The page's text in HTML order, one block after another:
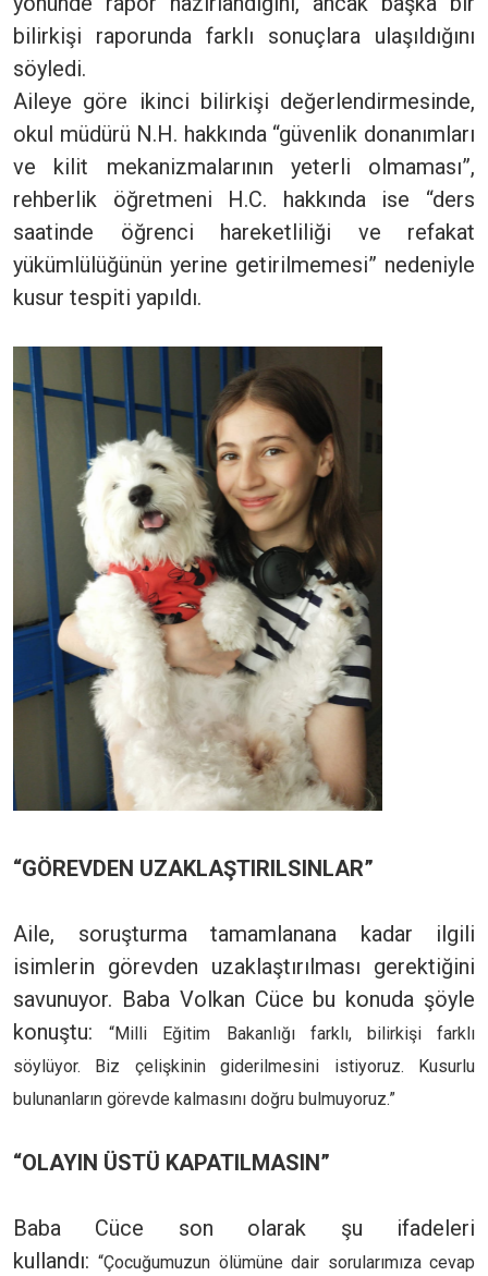
bilirkişi raporunda farklı sonuçlara ulaşıldığını
söyledi.
Aileye göre ikinci bilirkişi değerlendirmesinde,
okul müdürü N.H. hakkında “güvenlik donanımları
ve kilit mekanizmalarının yeterli olmaması”,
rehberlik öğretmeni H.C. hakkında ise “ders
saatinde öğrenci hareketliliği ve refakat
yükümlülüğünün yerine getirilmemesi” nedeniyle
kusur tespiti yapıldı.
“GÖREVDEN UZAKLAŞTIRILSINLAR”
Aile, soruşturma tamamlanana kadar ilgili
isimlerin görevden uzaklaştırılması gerektiğini
savunuyor. Baba Volkan Cüce bu konuda şöyle
konuştu:“Milli Eğitim Bakanlığı farklı, bilirkişi farklı
söylüyor. Biz çelişkinin giderilmesini istiyoruz. Kusurlu
bulunanların görevde kalmasını doğru bulmuyoruz.”
“OLAYIN ÜSTÜ KAPATILMASIN”
Baba Cüce son olarak şu ifadeleri
kullandı:“Çocuğumuzun ölümüne dair sorularımıza cevap